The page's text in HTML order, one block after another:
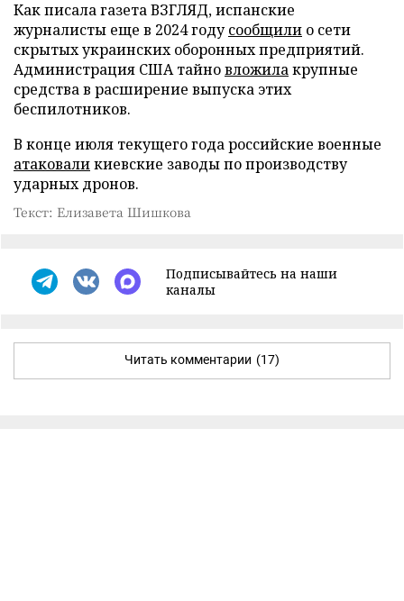
Как писала газета ВЗГЛЯД, испанские
журналисты еще в 2024 годусообщили о сети
скрытых украинских оборонных предприятий.
Администрация США тайновложилакрупные
средства в расширение выпуска этих
беспилотников.
В конце июля текущего года российские военные
атаковаликиевские заводы по производству
ударных дронов.
Текст: Елизавета Шишкова
Подписывайтесь на наши
каналы
Читать комментарии (17)